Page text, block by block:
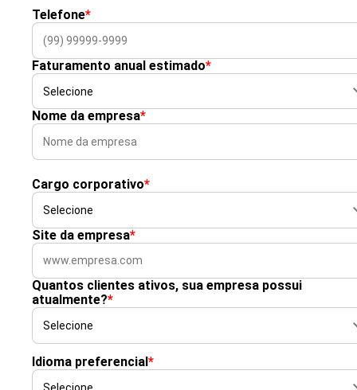
Telefone*
Faturamento anual estimado*
Nome da empresa*
Cargo corporativo*
Site da empresa*
Quantos clientes ativos, sua empresa possui
atualmente?*
Idioma preferencial*